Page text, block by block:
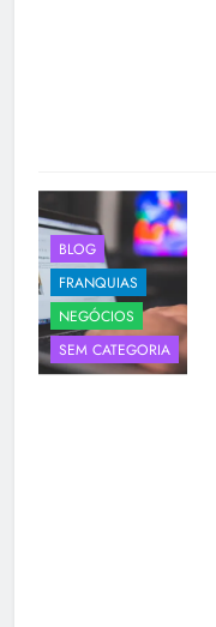
BLOG
FRANQUIAS
NEGÓCIOS
SEM CATEGORIA